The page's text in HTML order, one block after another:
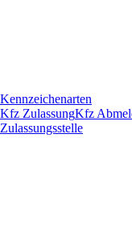
Kennzeichenarten
Kfz ZulassungKfz
Zulassungsstelle